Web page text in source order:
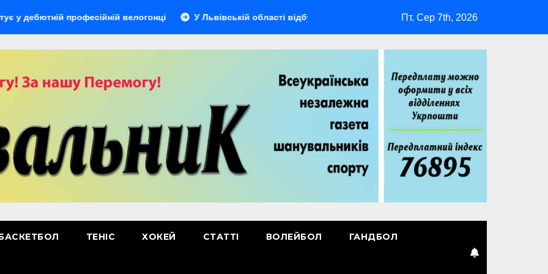
професійній велогонці У Львівській області відбудеться мультиспортивний табір ГАРТ 2026 – як долучитися
Пт. Сер 7th, 2026
ТЕНІС ХОКЕЙ СТАТТІ ВОЛЕЙБОЛ ГАНДБОЛ